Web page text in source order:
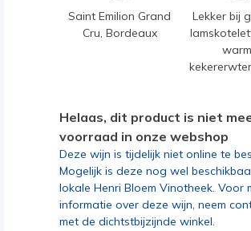
Saint Emilion Grand
Cru, Bordeaux
Lekker bij
Helaas, dit product is niet
voorraad in onze webshop
Deze wijn is tijdelijk niet online te
Mogelijk is deze nog wel
lokale Henri Bloem Vinotheek. Voor
informatie over deze wijn, neem
met de dichtstbijzijnde winkel.